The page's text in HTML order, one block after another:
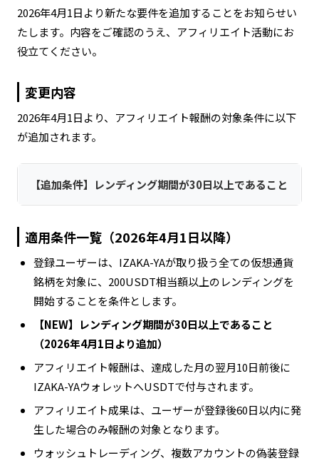
2026年4月1日より新たな要件を追加することをお知らせい
たします。内容をご確認のうえ、アフィリエイト活動にお
役立てください。
変更内容
2026年4月1日より、アフィリエイト報酬の対象条件に以下
が追加されます。
【追加条件】レンディング期間が30日以上であること
適用条件一覧（2026年4月1日以降）
登録ユーザーは、IZAKA-YAが取り扱う全ての仮想通貨
銘柄を対象に、200USDT相当額以上のレンディングを
開始することを条件とします。
【NEW】レンディング期間が30日以上であること
（2026年4月1日より追加）
アフィリエイト報酬は、達成した月の翌月10日前後に
IZAKA-YAウォレットへUSDTで付与されます。
アフィリエイト成果は、ユーザーが登録後60日以内に発
生した場合のみ報酬の対象となります。
ウォッシュトレーディング、複数アカウントの偽装登録